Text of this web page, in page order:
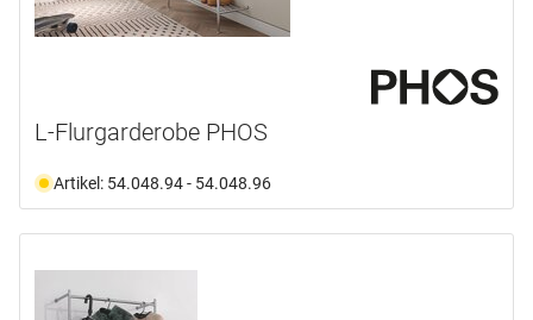
L-Flurgarderobe PHOS
Artikel: 54.048.94 - 54.048.96